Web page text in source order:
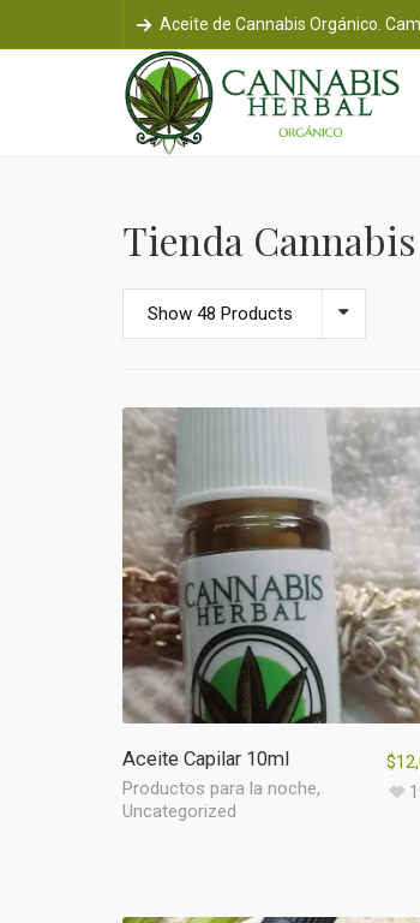
Aceite de Cannabis Orgánico.
Tienda
Show 48 Products
Aceite Capilar 10ml
Productos para la noche,
Uncategorized
$